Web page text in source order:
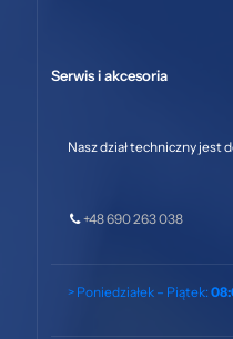
Serwis i akcesoria
Nasz dział techniczny jest
+48 690 263 038
> Poniedziałek – Piątek: